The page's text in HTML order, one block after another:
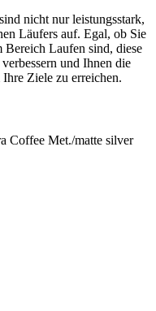
nicht nur leistungsstark,
Läufers auf. Egal, ob Sie
Laufen sind, diese
und Ihnen die
Ziele zu erreichen.
Coffee Met./matte silver